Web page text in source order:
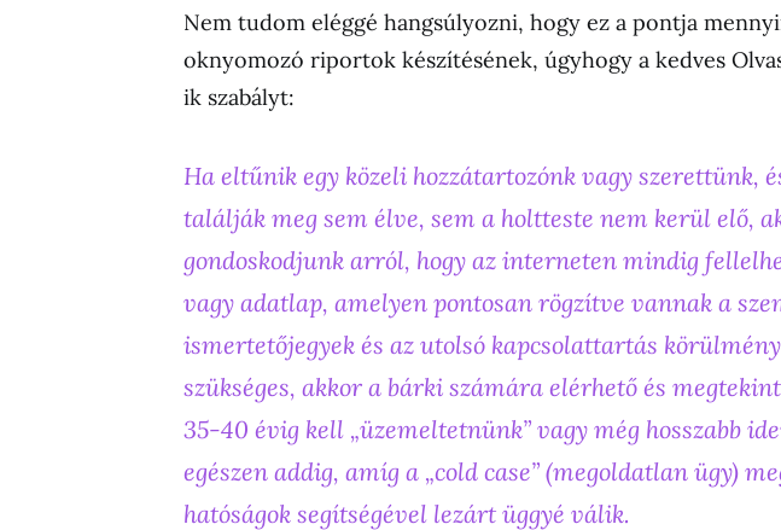
Nem tudom eléggé hangsúlyozni, hogy ez a pontja
oknyomozó riportok készítésének, úgyhogy a kedves
ik szabályt:
Ha eltűnik egy közeli hozzátartozónk vagy szerettünk,
találják meg sem élve, sem a holtteste nem kerül elő,
gondoskodjunk arról, hogy az interneten mindig
vagy adatlap, amelyen pontosan rögzítve vannak a
ismertetőjegyek és az utolsó kapcsolattartás
szükséges, akkor a bárki számára elérhető és
35-40 évig kell „üzemeltetnünk” vagy még hosszabb
egészen addig, amíg a „cold case” (megoldatlan ügy)
hatóságok segítségével lezárt üggyé válik.